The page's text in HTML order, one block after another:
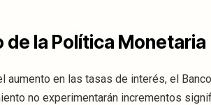
de la Política Monetaria
aumento en las tasas de interés, el
no experimentarán incrementos